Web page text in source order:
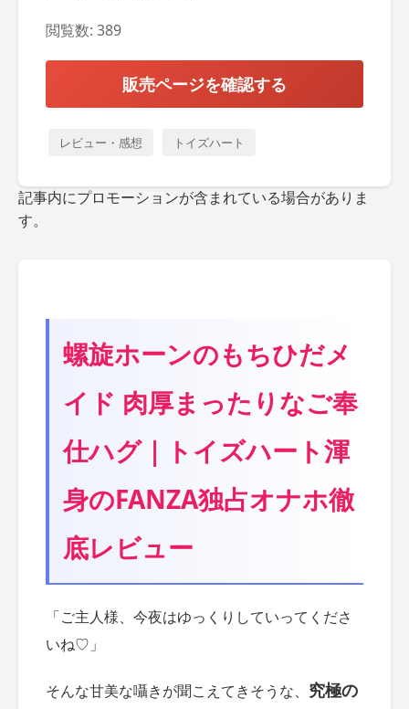
閲覧数: 389
販売ページを確認する
レビュー・感想 トイズハート
記事内にプロモーションが含まれている場合がありま
す。
螺旋ホーンのもちひだメ
イド 肉厚まったりなご奉
仕ハグ｜トイズハート渾
身のFANZA独占オナホ徹
底レビュー
「ご主人様、今夜はゆっくりしていってくださ
いね♡」
そんな甘美な囁きが聞こえてきそうな、 究極の